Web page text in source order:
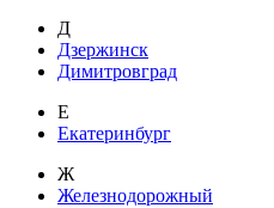
Д
Дзержинск
Димитровград
Е
Екатеринбург
Ж
Железнодорожный